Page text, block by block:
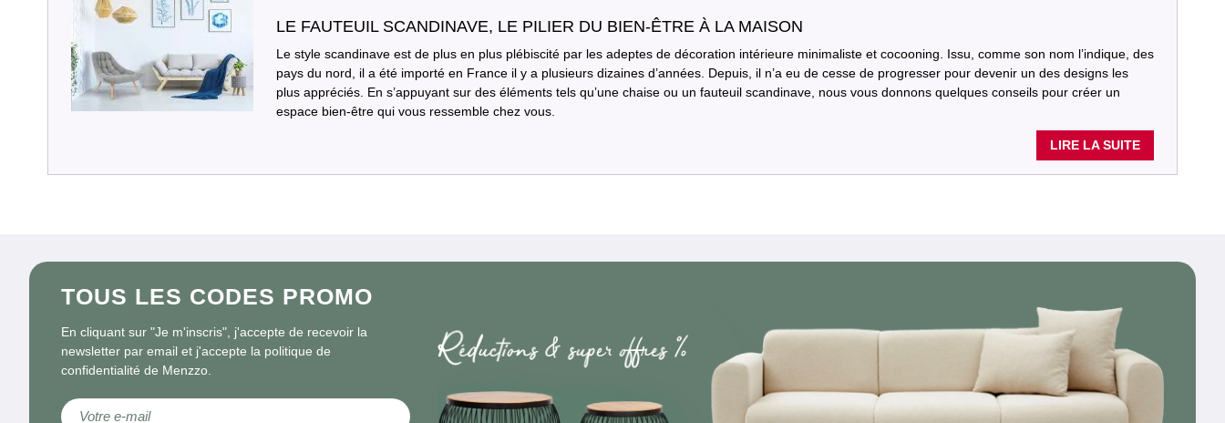
LE FAUTEUIL SCANDINAVE, LE PILIER DU BIEN-ÊTRE À LA MAISON
Le style scandinave est de plus en plus plébiscité par les adeptes de décoration intérieure minimaliste et cocooning. Issu, comme son nom l’indique, des
pays du nord, il a été importé en France il y a plusieurs dizaines d’années. Depuis, il n’a eu de cesse de progresser pour devenir un des designs les
plus appréciés. En s’appuyant sur des éléments tels qu’une chaise ou un fauteuil scandinave, nous vous donnons quelques conseils pour créer un
espace bien-être qui vous ressemble chez vous.
LIRE LA SUITE
TOUS LES CODES PROMO
En cliquant sur "Je m'inscris", j'accepte de recevoir la
newsletter par email et j'accepte la politique de
confidentialité de Menzzo.
Inscription à notre lettre d’information :